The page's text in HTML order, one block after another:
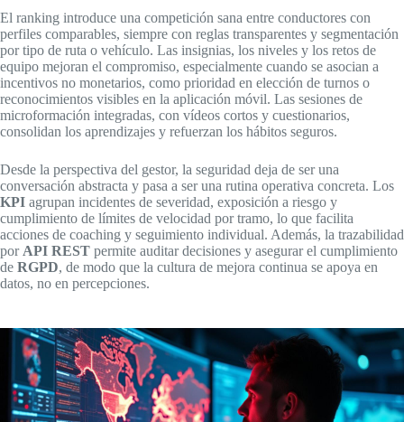
El ranking introduce una competición sana entre conductores con
perfiles comparables, siempre con reglas transparentes y segmentación
por tipo de ruta o vehículo. Las insignias, los niveles y los retos de
equipo mejoran el compromiso, especialmente cuando se asocian a
incentivos no monetarios, como prioridad en elección de turnos o
reconocimientos visibles en la aplicación móvil. Las sesiones de
microformación integradas, con vídeos cortos y cuestionarios,
consolidan los aprendizajes y refuerzan los hábitos seguros.
Desde la perspectiva del gestor, la seguridad deja de ser una
conversación abstracta y pasa a ser una rutina operativa concreta. Los
KPI agrupan incidentes de severidad, exposición a riesgo y
cumplimiento de límites de velocidad por tramo, lo que facilita
acciones de coaching y seguimiento individual. Además, la trazabilidad
por API REST permite auditar decisiones y asegurar el cumplimiento
de RGPD, de modo que la cultura de mejora continua se apoya en
datos, no en percepciones.